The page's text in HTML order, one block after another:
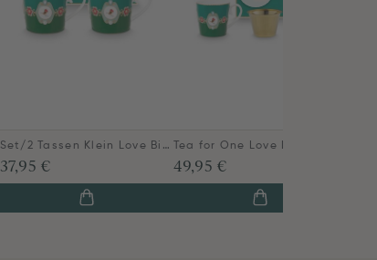
Set/2 Tassen Klein Love Birds Medallion Emerald-Grün
37,95 € 49,95 €